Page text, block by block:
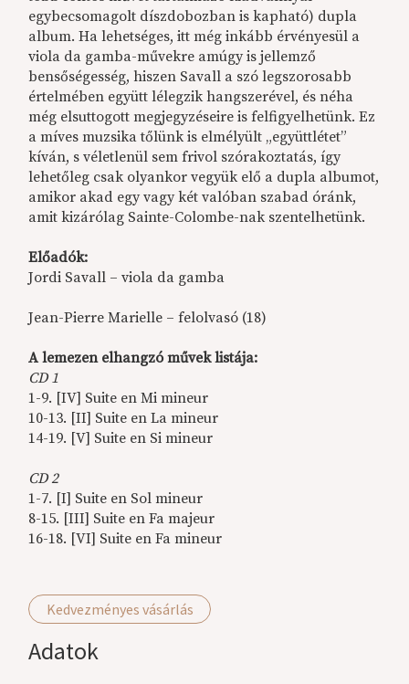
Kedvezményes vásárlás
Adatok
egybecsomagolt díszdobozban is kapható) dupla
album. Ha lehetséges, itt még inkább érvényesül a
viola da gamba-művekre amúgy is jellemző
bensőségesség, hiszen Savall a szó legszorosabb
értelmében együtt lélegzik hangszerével, és néha
még elsuttogott megjegyzéseire is felfigyelhetünk. Ez
a míves muzsika tőlünk is elmélyült „együttlétet”
kíván, s véletlenül sem frivol szórakoztatás, így
lehetőleg csak olyankor vegyük elő a dupla albumot,
amikor akad egy vagy két valóban szabad óránk,
amit kizárólag Sainte-Colombe-nak szentelhetünk.
Előadók:
Jordi Savall – viola da gamba
Jean-Pierre Marielle – felolvasó (18)
A lemezen elhangzó művek listája:
CD 1
1-9. [IV] Suite en Mi mineur
10-13. [II] Suite en La mineur
14-19. [V] Suite en Si mineur
CD 2
1-7. [I] Suite en Sol mineur
8-15. [III] Suite en Fa majeur
16-18. [VI] Suite en Fa mineur